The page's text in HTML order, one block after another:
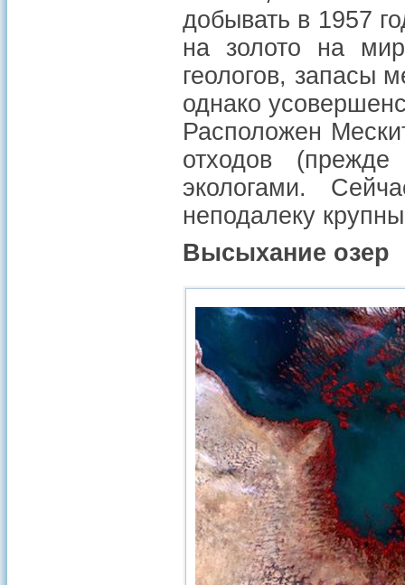
добывать в 1957
на золото на
геологов, запасы
однако
Расположен
отходов
экологами.
неподалеку
Высыхание озер